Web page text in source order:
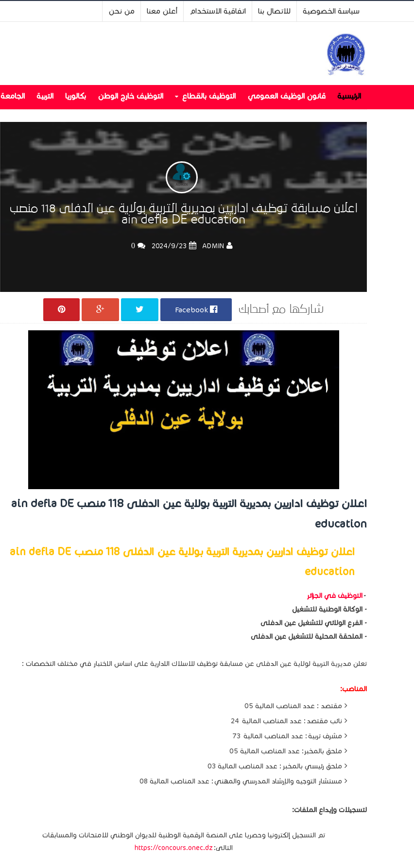
سياسة الخصوصية للاتصال بنا اتفاقية الاستخدام أعلن معنا من نحن
الرئيسية قانون الوظيف العمومي التوظيف بالقطاع التوظيف خارج الوطن بكالوريا التربية الجامعة
اعلان مسابقة توظيف اداريين بمديرية التربية بولاية عين الدفلى 118 منصب
ain defla DE education
ADMIN
23‏/9‏/2024
0
اعلان توظيف اداريين بمديرية التربية بولاية عين الدفلى 118 منصب ain defla DE
education
اعلان توظيف اداريين بمديرية التربية بولاية عين الدفلى 118 منصب ain defla DE
education
-التوظيف في الجزائر
- الوكالة الوطنية للتشغيل
- الفرع الولائي للتشغيل عين الدفلى
- الملحقة المحلية للتشغيل عين الدفلى
تعلن مديرية التربية لولاية عين الدفلى عن مسابقة توظيف للاسلاك الادارية على اساس الاختبار في مختلف التخصصات :
المناصب:
مقتصد : عدد المناصب المالية 05
نائب مقتصد : عدد المناصب المالية 24
مشرف تربية : عدد المناصب المالية 73
ملحق بالمخبر: عدد المناصب المالية 05
ملحق رئيسي بالمخبر : عدد المناصب المالية 03
مستشار التوجيه والإرشاد المدرسي والمهني : عدد المناصب المالية 08
لتسجيلات وإيداع الملفات:
تم التسجيل إلكترونيا وحصريا على المنصة الرقمية الوطنية للديوان الوطني للامتحانات والمسابقات
التالي: https://concours.onec.dz